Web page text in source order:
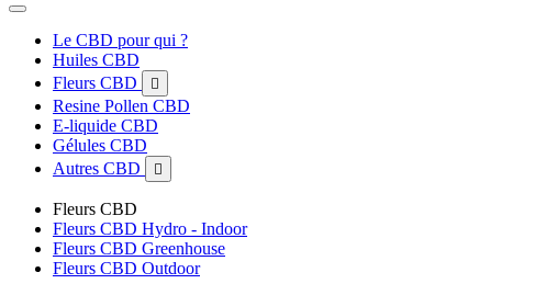
Le CBD pour qui ?
Huiles CBD
Fleurs CBD

Resine Pollen CBD
E-liquide CBD
Gélules CBD
Autres CBD

Fleurs CBD
Fleurs CBD Hydro - Indoor
Fleurs CBD Greenhouse
Fleurs CBD Outdoor